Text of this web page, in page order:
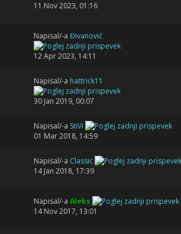
11 Nov 2023, 01:16
Napisal/-a Đivanović
12 Apr 2023, 14:11
Napisal/-a hattrick11
30 Jan 2019, 00:07
Napisal/-a StiVi
01 Mar 2018, 14:59
Napisal/-a Classic
14 Jan 2018, 17:39
Napisal/-a Aleks
14 Nov 2017, 13:01